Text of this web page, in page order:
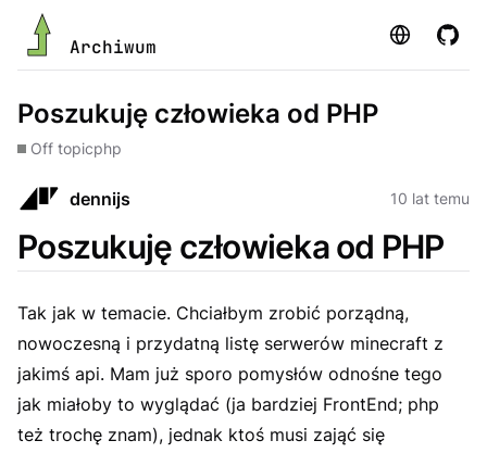
Archiwum Strona
Poszukuję człowieka od PHP
Off topicphp
dennijs 10 lat temu
Poszukuję człowieka od PHP
Tak jak w temacie. Chciałbym zrobić porządną,
nowoczesną i przydatną listę serwerów minecraft z
jakimś api. Mam już sporo pomysłów odnośne tego
jak miałoby to wyglądać (ja bardziej FrontEnd; php
też trochę znam), jednak ktoś musi zająć się